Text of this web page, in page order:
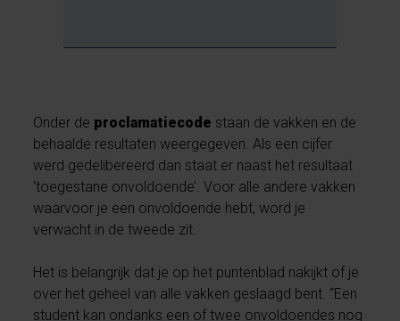
Onder de proclamatiecode staan de vakken en de
behaalde resultaten weergegeven. Als een cijfer
werd gedelibereerd dan staat er naast het resultaat
‘toegestane onvoldoende’. Voor alle andere vakken
waarvoor je een onvoldoende hebt, word je
verwacht in de tweede zit.
Het is belangrijk dat je op het puntenblad nakijkt of je
over het geheel van alle vakken geslaagd bent. “Een
student kan ondanks een of twee onvoldoendes nog